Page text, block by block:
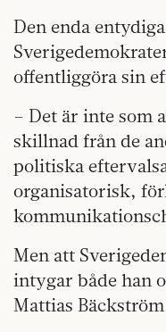
Den enda
offentliggöra sin
– Det är inte som
skillnad från de
politiska
organisatorisk,
Men att
intygar både han
Mattias Bäckström